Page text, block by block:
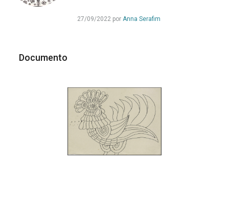
27/09/2022 por Anna Serafim
Documento